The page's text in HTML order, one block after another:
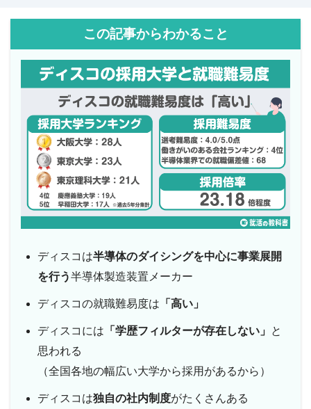
この記事からわかること
ディスコは半導体のダイシングを中心に事業展開
を行う半導体製造装置メーカー
ディスコの就職難易度は 「高い」
ディスコには 「学歴フィルターが存在しない」 と
思われる
（全国各地の幅広い大学から採用があるから）
ディスコは独自の社内制度がたくさんある